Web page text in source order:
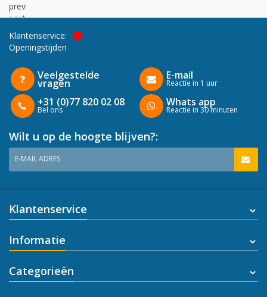
prev
next
Klantenservice:
Openingstijden
Veelgestelde
vragen
+31 (0)77 820 02 08
Bel ons
E-mail
Reactie in 1 uur
Whats app
Reactie in 30 minuten
Wilt u op de hoogte blijven?:
E-MAIL ADRES
Klantenservice
Informatie
Categorieën